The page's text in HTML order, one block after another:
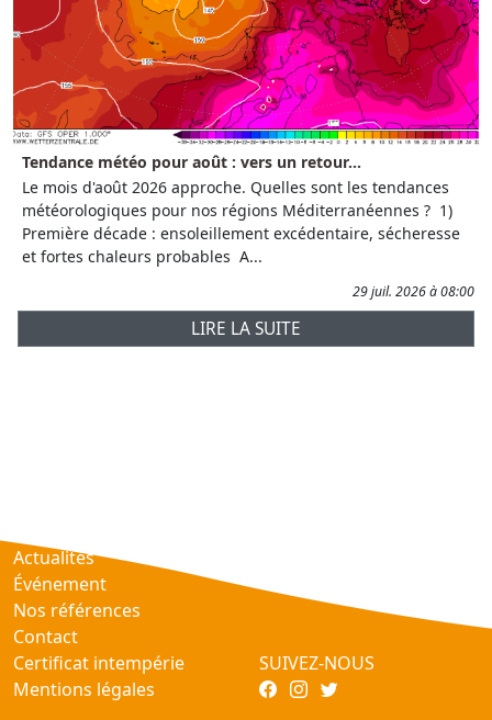
Tendance météo pour août : vers un retour...
Le mois d'août 2026 approche. Quelles sont les tendances
météorologiques pour nos régions Méditerranéennes ? 1)
Première décade : ensoleillement excédentaire, sécheresse
et fortes chaleurs probables A...
29 juil. 2026 à 08:00
LIRE LA SUITE
Actualités
Événement
Nos références
Contact
Certificat intempérie
Mentions légales
SUIVEZ-NOUS